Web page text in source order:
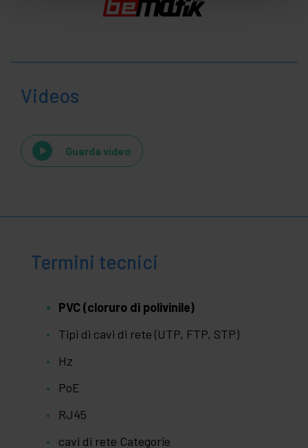
Videos
Guarda video
Termini tecnici
PVC (cloruro di polivinile)
Tipi di cavi di rete (UTP, FTP, STP)
Hz
PoE
RJ45
cavi di rete Categorie